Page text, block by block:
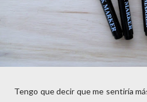
Tengo que decir que me sentiría